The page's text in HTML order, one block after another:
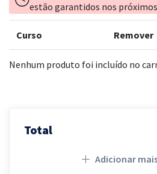
estão garantidos nos próximos
Curso Remover
Nenhum produto foi incluído no
Total
Adicionar